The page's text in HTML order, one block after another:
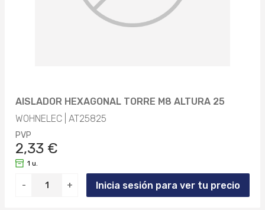
AISLADOR HEXAGONAL TORRE M8 ALTURA 25
WOHNELEC | AT25825
PVP
2,33 €
- +
1 u.
Inicia sesión para ver tu precio